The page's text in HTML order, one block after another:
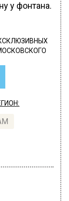
у фонтана.